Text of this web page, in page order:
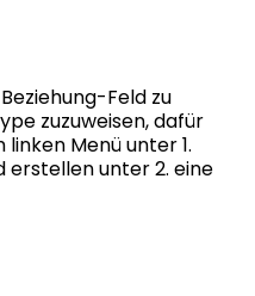
Feld zu
zuzuweisen, dafür
Menü unter 1.
erstellen unter 2. eine